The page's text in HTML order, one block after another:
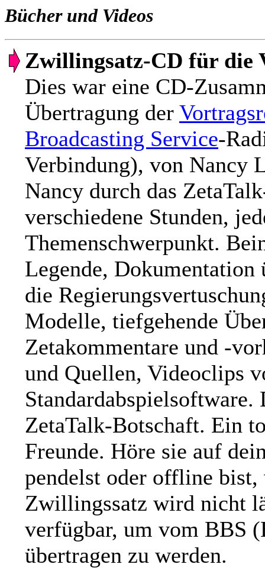
Bücher und Videos
Zwillingsatz-CD für die
Dies war eine CD-
Übertragung der
Broadcasting Service-
Verbindung), von Nancy
Nancy durch das
verschiedene Stunden,
Themenschwerpunkt.
Legende, Dokumentation
die
Modelle, tiefgehende
Zetakommentare und -
und Quellen, Videoclips
ZetaTalk-Botschaft. Ein
Freunde. Höre sie auf
pendelst oder offline
Zwillingssatz wird nicht
verfügbar, um vom BBS
übertragen zu werden.